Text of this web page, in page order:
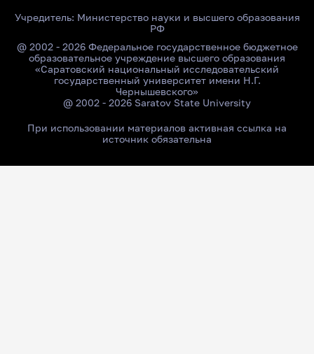
Учредитель: Министерство науки и высшего образования
РФ
@ 2002 - 2026 Федеральное государственное бюджетное
образовательное учреждение высшего образования
«Саратовский национальный исследовательский
государственный университет имени Н.Г.
Чернышевского»
@ 2002 - 2026 Saratov State University
При использовании материалов активная ссылка на
источник обязательна